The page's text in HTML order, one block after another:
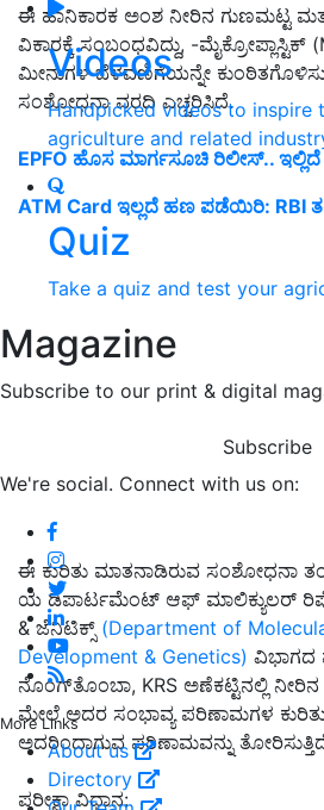
Videos
Handpicked videos to inspire
agriculture and related
Quiz
Take a quiz and test your
Magazine
Subscribe to our print & digital
Subscribe
We're social. Connect with us on:
More Links
About us
Directory
ಈ ಹಾನಿಕಾರಕ ಅಂಶ ನೀರಿನ ಗುಣಮಟ್ಟ
ವಿಕಾರಕ್ಕೆ ಸಂಬಂಧವಿದ್ದು, -
ಮೀನುಗಳ ಬೆಳವಣಿಗೆಯನ್ನೇ
ಸಂಶೋಧನಾ ವರದಿ ಎಚ್ಚರಿಸಿದೆ.
EPFO ಹೊಸ ಮಾರ್ಗಸೂಚಿ ರಿಲೀಸ್.. ಇಲ್ಲಿದೆ
ATM Card ಇಲ್ಲದೆ ಹಣ ಪಡೆಯಿರಿ: RBI
ಈ ಕುರಿತು ಮಾತನಾಡಿರುವ ಸಂಶೋಧನಾ
ಯ ಡಿಪಾರ್ಟಮೆಂಟ್ ಆಫ್ ಮಾಲಿಕ್ಯುಲರ್
& ಜೆನಿಟಿಕ್ಸ್ (Department of
Development & Genetics) ವಿಭಾಗದ
ನೊಂಗ್‌ತೊಂಬಾ, KRS ಅಣೆಕಟ್ಟಿನಲ್ಲಿ
ಮೇಲೆ ಅದರ ಸಂಭಾವ್ಯ ಪರಿಣಾಮಗಳ
ಅದರಿಂದಾಗುವ ಪರಿಣಾಮವನ್ನು
ಪರೀಕ್ಷಾ ವಿಧಾನ: